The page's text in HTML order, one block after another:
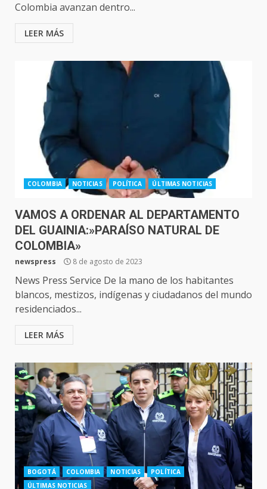
Colombia avanzan dentro...
LEER MÁS
COLOMBIA NOTICIAS POLÍTICA ÚLTIMAS NOTICIAS
VAMOS A ORDENAR AL DEPARTAMENTO
DEL GUAINIA:»PARAÍSO NATURAL DE
COLOMBIA»
newspress 8 de agosto de 2023
News Press Service De la mano de los habitantes
blancos, mestizos, indígenas y ciudadanos del mundo
residenciados...
LEER MÁS
BOGOTÁ COLOMBIA NOTICIAS
POLÍTICA
ÚLTIMAS NOTICIAS